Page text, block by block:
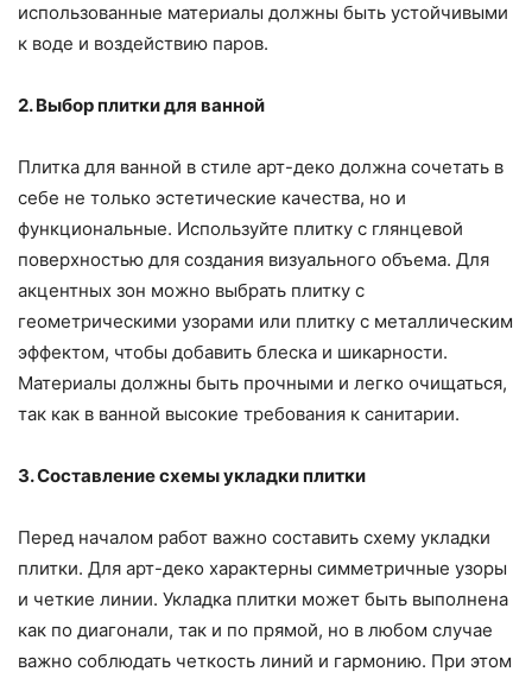
использованные материалы должны быть устойчивыми
к воде и воздействию паров.
2. Выбор плитки для ванной
Плитка для ванной в стиле арт-деко должна сочетать в
себе не только эстетические качества, но и
функциональные. Используйте плитку с глянцевой
поверхностью для создания визуального объема. Для
акцентных зон можно выбрать плитку с
геометрическими узорами или плитку с металлическим
эффектом, чтобы добавить блеска и шикарности.
Материалы должны быть прочными и легко очищаться,
так как в ванной высокие требования к санитарии.
3. Составление схемы укладки плитки
Перед началом работ важно составить схему укладки
плитки. Для арт-деко характерны симметричные узоры
и четкие линии. Укладка плитки может быть выполнена
как по диагонали, так и по прямой, но в любом случае
важно соблюдать четкость линий и гармонию. При этом